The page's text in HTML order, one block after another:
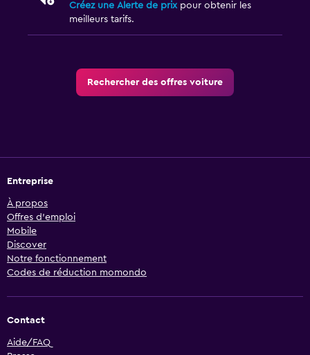
Créez une Alerte de prixpour obtenir les
meilleurs tarifs.
Rechercher des offres voiture
Entreprise
À propos
Offres d’emploi
Mobile
Discover
Notre fonctionnement
Codes de réduction momondo
Contact
Aide/FAQ